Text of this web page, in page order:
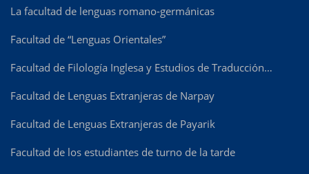
La facultad de lenguas romano-germánicas
Facultad de “Lenguas Orientales”
Facultad de Filología Inglesa y Estudios de Traducción…
Facultad de Lenguas Extranjeras de Narpay
Facultad de Lenguas Extranjeras de Payarik
Facultad de los estudiantes de turno de la tarde